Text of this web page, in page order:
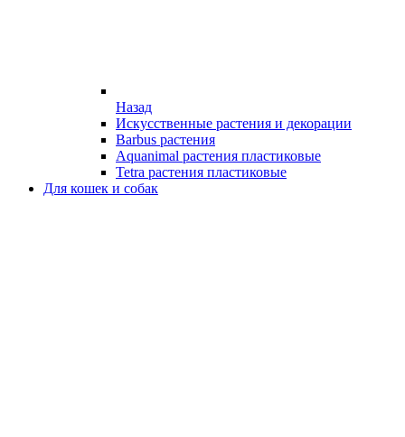
Назад
Искусственные растения и декорации
Barbus растения
Aquanimal растения пластиковые
Tetra растения пластиковые
Для кошек и собак